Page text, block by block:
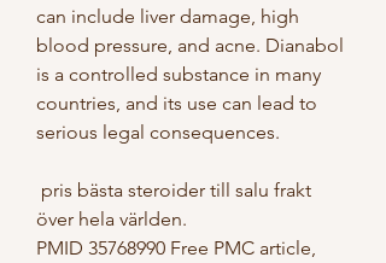
can include liver damage, high
blood pressure, and acne. Dianabol
is a controlled substance in many
countries, and its use can lead to
serious legal consequences.
över hela världen.
PMID 35768990 Free PMC article,